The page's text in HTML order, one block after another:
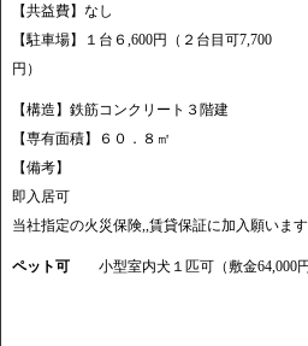
【共益費】なし
【駐車場】１台６,600円（２台目可7,700
円） 礼金６０
【構造】鉄筋コンクリート３階建
【専有面積】６０．８㎡
【備考】
即入居可
当社指定の火災保険,,賃貸保証に加入願います
ペット可 小型室内犬１匹可（敷金64,000